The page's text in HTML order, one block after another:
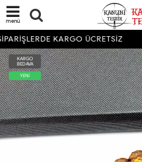
menü
KARGO ÜCRETSİZ
KARGO
BEDAVA
YENİ